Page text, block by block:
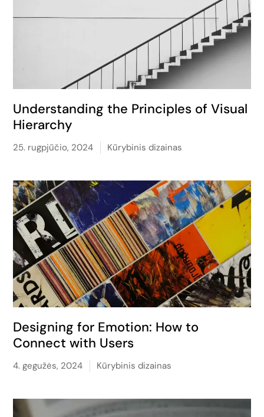
Understanding the Principles of Visual
Hierarchy
25. rugpjūčio, 2024 Kūrybinis dizainas
Designing for Emotion: How to
Connect with Users
4. gegužės, 2024 Kūrybinis dizainas